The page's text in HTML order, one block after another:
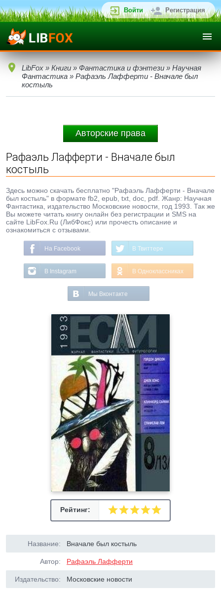
Войти Регистрация
LibFox » Книги » Фантастика и фэнтези » Научная
Фантастика » Рафаэль Лафферти - Вначале был
костыль
Авторские права
Рафаэль Лафферти - Вначале был
костыль
Здесь можно скачать бесплатно "Рафаэль Лафферти - Вначале
был костыль" в формате fb2, epub, txt, doc, pdf. Жанр: Научная
Фантастика, издательство Московские новости, год 1993. Так же
Вы можете читать книгу онлайн без регистрации и SMS на
сайте LibFox.Ru (ЛибФокс) или прочесть описание и
ознакомиться с отзывами.
На Facebook В Твиттере
В Instagram В Одноклассниках
Мы Вконтакте
Рейтинг:
Название: Вначале был костыль
Автор: Рафаэль Лафферти
Издательство: Московские новости